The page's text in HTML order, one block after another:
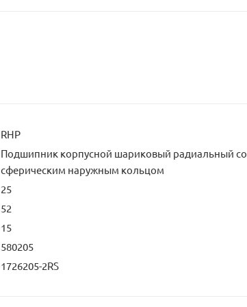
RHP
Подшипник корпусной шариковый радиальный со
сферическим наружным кольцом
25
52
15
580205
1726205-2RS